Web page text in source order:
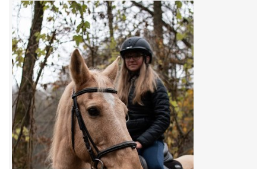
DNE 17.11.2023 KROUŽEK JEZDECTVÍ NENÍ
DĚKUJEME MĚSTU RYCHVALD ZA DOTACI V ROCE 2023
NABÍZÍME BRIGÁDU U NÁS VE STÁJI. PRO BLIŽŠÍ INFO
VOLEJTE 604265192
DĚKUJEME ZA PODPORU ČESKÉ UNIÍ SPORTU
JARNÍ BRIGÁDA 20.4 2024